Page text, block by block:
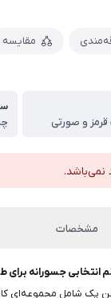
مقایسه
و صورتی
مشخصات
انتخابی جسورانه برای
پک شامل مجموعه‌ای